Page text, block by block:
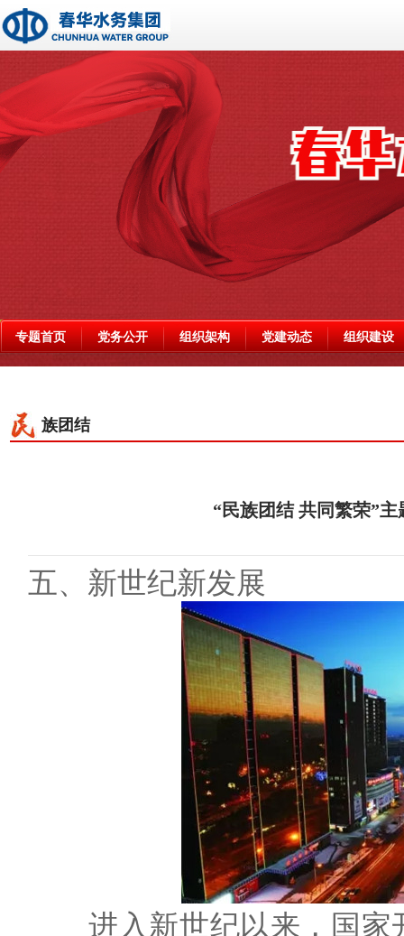
专题首页 党务公开 组织架构 党建动态 组织建设
族团结
“民族团结 共同繁荣”
五、新世纪新发展
进入新世纪以来，国家